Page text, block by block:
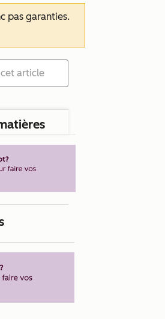
pas garanties.